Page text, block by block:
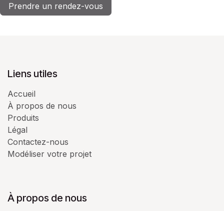
Prendre un rendez-vous
Liens utiles
Accueil
À propos de nous
Produits
Légal
Contactez-nous
Modéliser votre projet
À propos de nous